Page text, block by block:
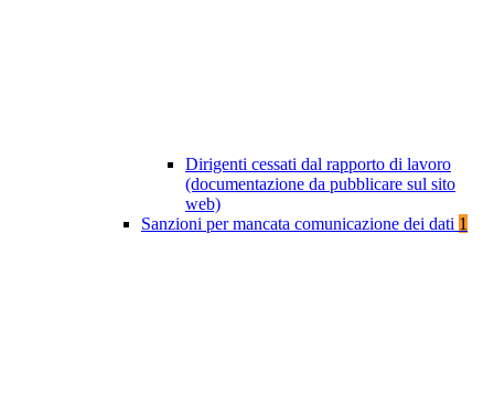
Dirigenti cessati dal rapporto di lavoro
(documentazione da pubblicare sul sito
web)
Sanzioni per mancata comunicazione dei dati 1